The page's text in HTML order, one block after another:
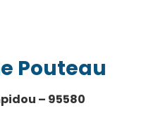
Pouteau
– 95580